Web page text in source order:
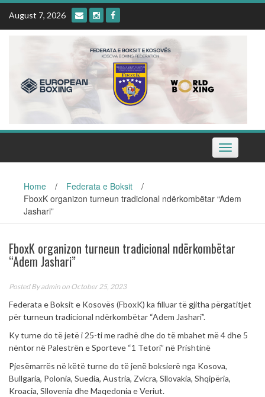
Skip
content
August 7, 2026
Toggle
navigation
Home / Federata e Boksit
/
FboxK organizon turneun tradicional ndërkombëtar “Adem
Jashari”
FboxK organizon turneun tradicional ndërkombëtar
“Adem Jashari”
Posted Byadmin on October 25, 2023
Federata e Boksit e Kosovës (FboxK) ka filluar të gjitha përgatitjet
për turneun tradicional ndërkombëtar “Adem Jashari”.
Ky turne do të jetë i 25-ti me radhë dhe do të mbahet më 4 dhe 5
nëntor në Palestrën e Sporteve “1 Tetori” në Prishtinë
Pjesëmarrës në këtë turne do të jenë boksierë nga Kosova,
Bullgaria, Polonia, Suedia, Austria, Zvicra, Sllovakia, Shqipëria,
Kroacia, Sllovenia dhe Maqedonia e Veriut.